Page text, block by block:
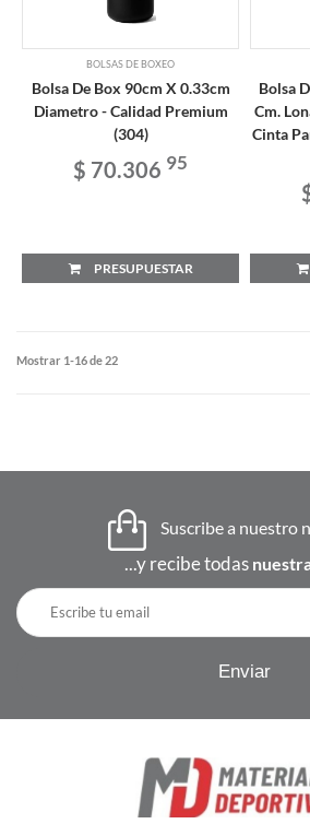
BOLSAS DE BOXEO
Bolsa De Box 90cm X 0.33cm
Diametro - Calidad Premium
(304)
$ 70.306 95
PRESUPUESTAR
Bolsa
Cm.
Cinta
Mostrar 1-16 de 22
Suscribe a nuestro
...y recibe todas